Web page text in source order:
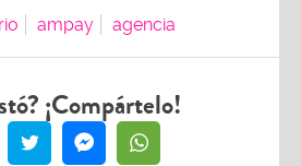
ampay agencia
¡Compártelo!